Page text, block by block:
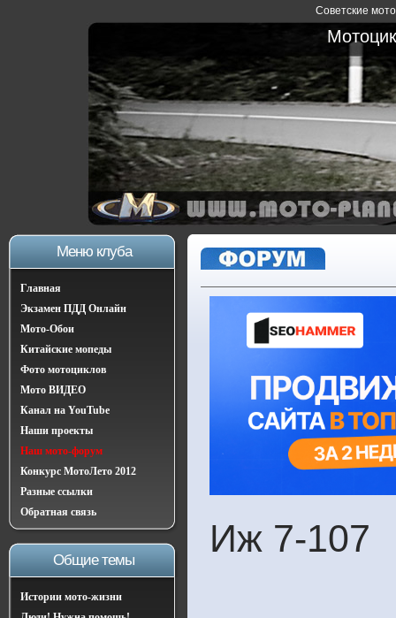
Советские
Меню клуба
Главная
Экзамен ПДД Онлайн
Мото-Обои
Китайские мопеды
Фото мотоциклов
Мото ВИДЕО
Канал на YouTube
Наши проекты
Наш мото-форум
Конкурс МотоЛето 2012
Разные ссылки
Обратная связь
Общие темы
Истории мото-жизни
Иж 7-107